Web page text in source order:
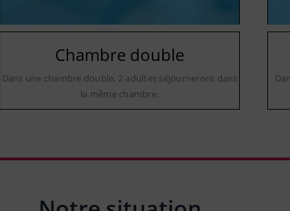
Chambre double
Dans une chambre double, 2 adultes séjourneront dans
la même chambre.